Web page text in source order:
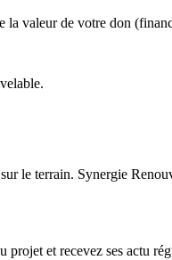
valeur de votre don
le terrain. Synergie
et recevez ses actu